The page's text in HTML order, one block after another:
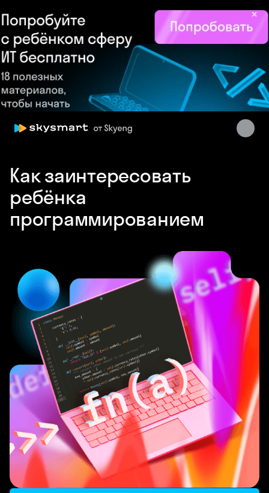
×
Как заинтересовать
ребёнка
программированием
Skysmart Chat
online